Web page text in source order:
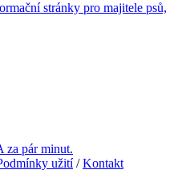
stránky pro majitele psů,
za pár minut.
užití/Kontakt